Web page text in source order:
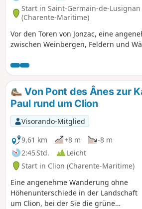
Start in Saint-Germain-de-Lusignan
(Charente-Maritime)
Vor den Toren von Jonzac, eine
zwischen Weinbergen, Feldern und
Von Pont des Ânes zur
Paul rund um Clion
Visorando-Mitglied
9,61 km
+8 m
-8 m
2:45 Std.
Leicht
Start in Clion (Charente-Maritime)
Eine angenehme Wanderung ohne
Höhenunterschiede in der Landschaft
um Clion, bei der Sie die grüne